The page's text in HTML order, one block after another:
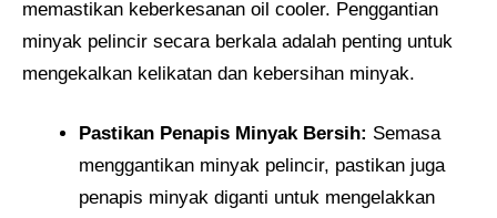
memastikan keberkesanan oil cooler. Penggantian
minyak pelincir secara berkala adalah penting untuk
mengekalkan kelikatan dan kebersihan minyak.
Pastikan Penapis Minyak Bersih: Semasa
menggantikan minyak pelincir, pastikan juga
penapis minyak diganti untuk mengelakkan